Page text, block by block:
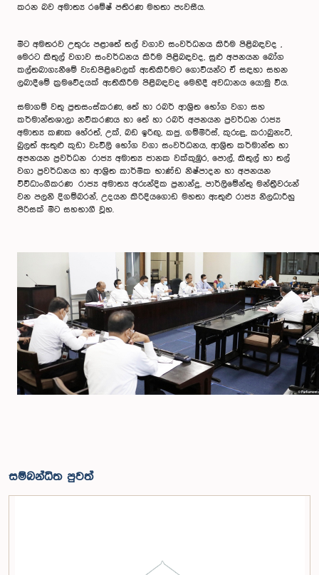
කරන බව අමාත්‍ය රමේෂ් පතිරණ මහතා පැවසීය.
මීට අමතරව උතුරු පළාතේ තල් වගාව සංවර්ධනය කිරීම පිළිබඳවද ,
මෙරට කිතුල් වගාව සංවර්ධනය කිරීම පිළිබඳවද, සුළු අපනයන බෝග
කල්තබාගැනීමේ වැඩපිළිවෙලක් ඇතිකිරීමට ගොවියන්ට ඒ සඳහා සහන
ලබාදීමේ ක්‍රමවේදයක් ඇතිකිරීම පිළිබඳවද මෙහිදී අවධානය යොමු විය.
සමාගම් වතු ප්‍රතසංස්කරණ, තේ හා රබර් ආශ්‍රිත භෝග වගා සහ
කර්මාන්තශාලා නවීකරණය හා තේ හා රබර් අපනයන ප්‍රවර්ධන රාජ්‍ය
අමාත්‍ය කණක හේරත්, උක්, බඩ ඉරිඟු, කජු, ගම්මිරිස්, කුරුඳු, කරාබුනැටි,
බුලත් ඇතුළු කුඩා වැවිලි භෝග වගා සංවර්ධනය, ආශ්‍රිත කර්මාන්ත හා
අපනයන ප්‍රවර්ධන රාජ්‍ය අමාත්‍ය ජානක වක්කුඹුර, පොල්, කිතුල් හා තල්
වගා ප්‍රවර්ධනය හා ආශ්‍රිත කාර්මික භාණ්ඩ නිෂ්පාදන හා අපනයන
විවිධාංගීකරණ රාජ්‍ය අමාත්‍ය අරුන්දික ප්‍රනාන්දු, පාර්ලිමේන්තු මන්ත්‍රීවරුන්
වන පලනි දිගම්බරන්, උදයන කිරිදියගොඩ මහතා ඇතුළු රාජ්‍ය නිලධාරීහු
පිරිසක් මීට සහභාගී වූහ.
සම්බන්ධිත පුවත්